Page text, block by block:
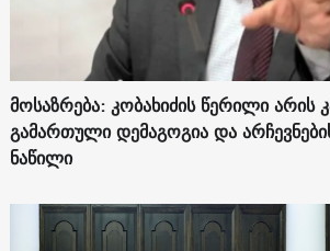
მოსაზრება: კობახიძის წერილი არის
გამართული დემაგოგია და
ნაწილი